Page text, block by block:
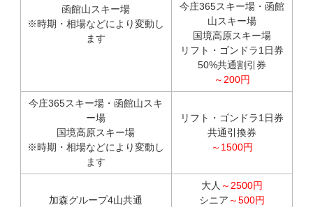
函館山スキー場
※時期・相場などにより変動し
ます
今庄365スキー場・函館
山スキー場
国境高原スキー場
リフト・ゴンドラ1日券
50%共通割引券
～200円
今庄365スキー場・函館山スキ
ー場
国境高原スキー場
※時期・相場などにより変動し
ます
リフト・ゴンドラ1日券
共通引換券
～1500円
加森グループ4山共通
大人 ～2500円
シニア ～500円